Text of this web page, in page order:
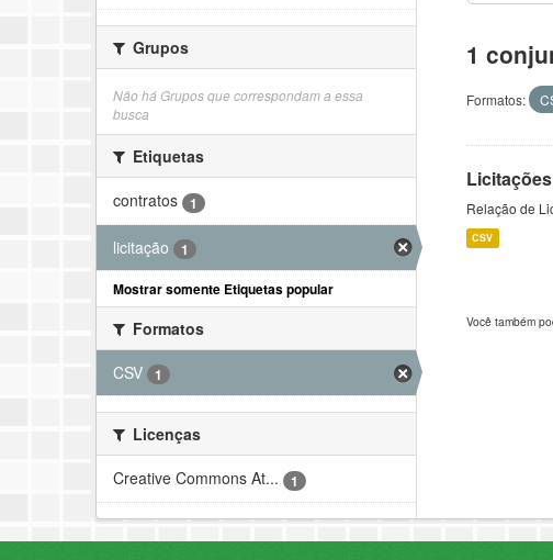
Grupos
Não há Grupos que correspondam a essa
busca
Etiquetas
contratos
1
licitação
1
Mostrar somente Etiquetas popular
Formatos
CSV
1
Licenças
Creative Commons At...
1
1
Formatos:
Relação de
CSV
Você também